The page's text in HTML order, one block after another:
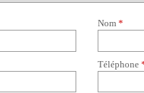
Nom *
Téléphone